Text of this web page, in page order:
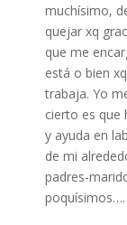
muchísimo,
quejar xq
que me
está o bien
trabaja. Yo
cierto es que
y ayuda en
de mi
padres-